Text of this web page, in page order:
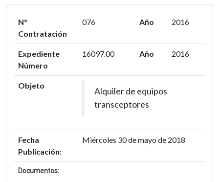
N°
Contratación
076 Año 2016
Expediente
Número
16097.00 Año 2016
Objeto
Alquiler de equipos
transceptores
Fecha
Publicación:
Miércoles 30 de mayo de 2018
Documentos: